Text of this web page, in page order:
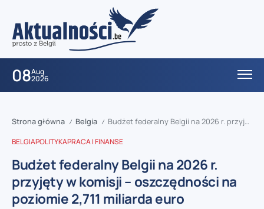
08Aug
2026
Strona główna / Belgia / Budżet federalny Belgii na 2026 r. przyjęty w komisji – oszczędności na poziomie 2,711 miliarda euro
BELGIAPOLITYKAPRACA I FINANSE
Budżet federalny Belgii na 2026 r.
przyjęty w komisji – oszczędności na
poziomie 2,711 miliarda euro